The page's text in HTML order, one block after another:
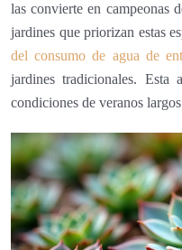
las convierte en campeonas
jardines que priorizan estas
del consumo de agua de
jardines tradicionales. Esta
condiciones de veranos